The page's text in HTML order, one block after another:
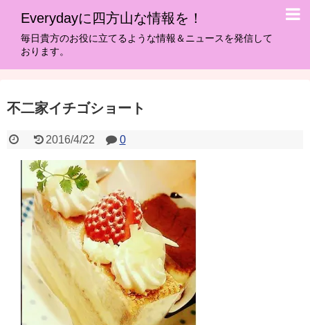
Everydayに四方山な情報を！
毎日貴方のお役に立てるような情報＆ニュースを発信して
おります。
不二家イチゴショート
2016/4/22 0